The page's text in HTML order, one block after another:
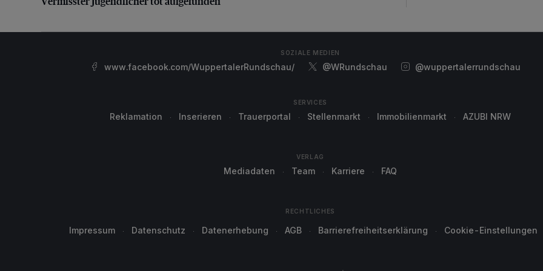
SOZIALE MEDIEN
www.facebook.com/WuppertalerRundschau/ @WRundschau @wuppertalerrundschau
SERVICES
Reklamation Inserieren Trauerportal Stellenmarkt Immobilienmarkt AZUBI NRW
VERLAG
Mediadaten Team Karriere FAQ
RECHTLICHES
Impressum Datenschutz Datenerhebung AGB Barrierefreiheitserklärung Cookie-Einstellungen